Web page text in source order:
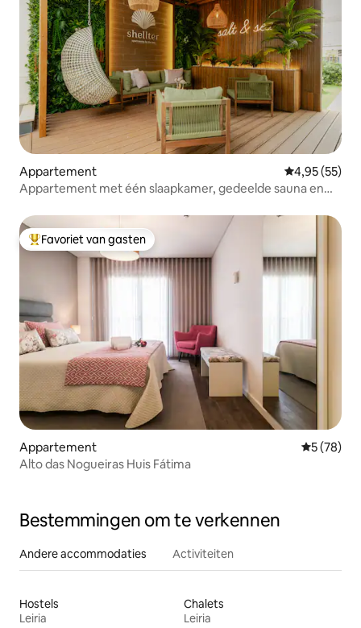
Appartement Gemiddelde
4,95 (55)
Appartement met één slaapkamer, gedeelde sauna en
Topfavoriet van gasten
Favoriet van gasten
Appartement
5 (78)
Alto das Nogueiras Huis Fátima
Bestemmingen om te verkennen
Andere accommodaties Activiteiten
Hostels
Leiria
Chalets
Leiria